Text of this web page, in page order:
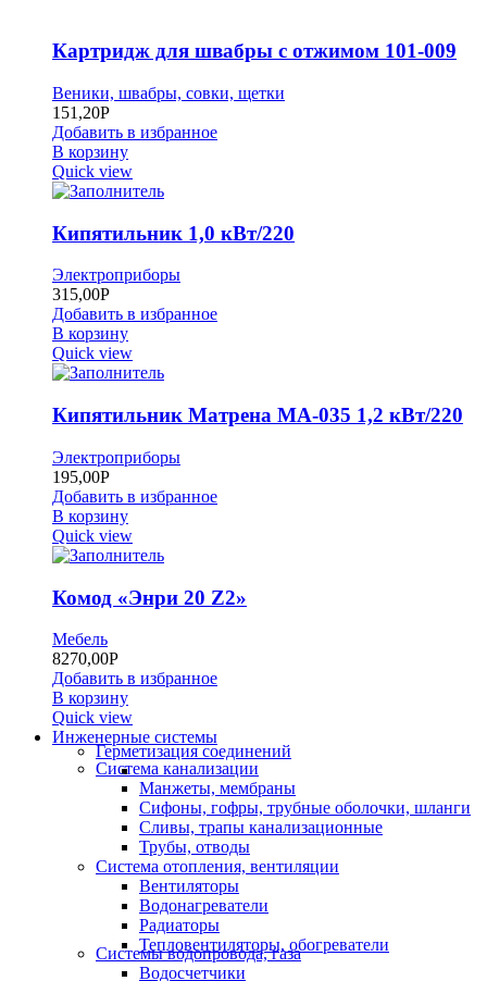
Картридж для швабры с отжимом 101-009
Веники, швабры, совки, щетки
151,20Р
Добавить в избранное
В корзину
Quick view
Кипятильник 1,0 кВт/220
Электроприборы
315,00Р
Добавить в избранное
В корзину
Quick view
Кипятильник Матрена МА-035 1,2 кВт/220
Электроприборы
195,00Р
Добавить в избранное
В корзину
Quick view
Комод «Энри 20 Z2»
Мебель
8270,00Р
Добавить в избранное
В корзину
Quick view
Инженерные системы
Герметизация соединений
Система канализации
Манжеты, мембраны
Сифоны, гофры, трубные оболочки, шланги
Сливы, трапы канализационные
Трубы, отводы
Система отопления, вентиляции
Вентиляторы
Водонагреватели
Радиаторы
Тепловентиляторы, обогреватели
Системы водопровода, газа
Водосчетчики